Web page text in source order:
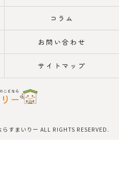
コラム
お問い合わせ
サイトマップ
すまいりー ALL RIGHTS RESERVED.